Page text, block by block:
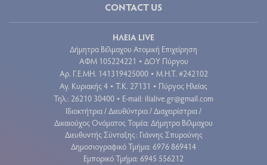
CONTACT US
ΗΛΕΙΑ LIVE
Δήμητρα Βέλμαχου Ατομική Επιχείρηση
ΑΦΜ 105224221 • ΔΟΥ Πύργου
Aρ. Γ.Ε.ΜΗ. 141319425000 • Μ.Η.Τ. #242102
Αγ. Κυριακής 4 • Τ.Κ. 27131 • Πύργος Ηλείας
Τηλ.: 26210 30400 • E-mail: ilialive.gr@gmail.com
Ιδιοκτήτρια / Διευθύντρια / Διαχειρίστρια /
Δικαιούχος Ονόματος Τομέα: Δήμητρα Βέλμαχου
Διευθυντής Σύνταξης: Γιάννης Σπυρούνης
Δημοσιογραφικό Τμήμα: 6976 869414
Εμπορικό Τμήμα: 6945 556212